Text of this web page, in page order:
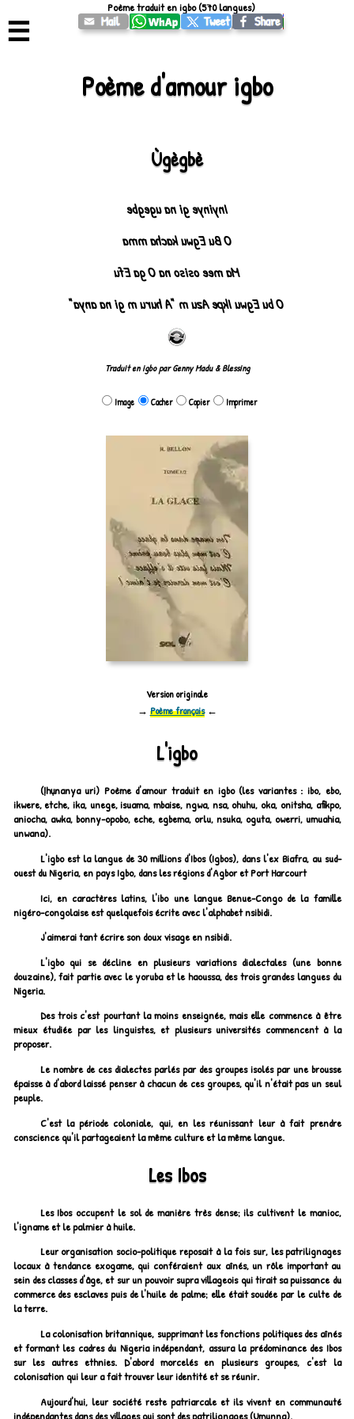
☰
Poème d'amour igbo
Ùgègbè
Inyinye gi na ugegbe
O Bu Egwu kacha mma
Ma mee osiso na O ga Efu
O bu Egwu Ikpe Azu m "A huru m gi na anya"
Traduit en igbo par Genny Madu & Blessing
Image Cacher Copier Imprimer
Version originale
→ Poème français←
L'igbo
(Ịhụnanya uri) Poème d'amour traduit en igbo (les variantes : ibo, ebo,
ikwere, etche, ika, unege, isuama, mbaise, ngwa, nsa, ohuhu, oka, onitsha, afikpo,
aniocha, awka, bonny-opobo, eche, egbema, orlu, nsuka, oguta, owerri, umuahia,
unwana).
L'igbo est la langue de 30 millions d'Ibos (Igbos), dans l'ex Biafra, au sud-
ouest du Nigeria, en pays Igbo, dans les régions d'Agbor et Port Harcourt
Ici, en caractères latins, l'ibo une langue Benue-Congo de la famille
nigéro-congolaise est quelquefois écrite avec l'alphabet nsibidi.
J'aimerai tant écrire son doux visage en nsibidi.
L'igbo qui se décline en plusieurs variations dialectales (une bonne
douzaine), fait partie avec le yoruba et le haoussa, des trois grandes langues du
Nigeria.
Des trois c'est pourtant la moins enseignée, mais elle commence à être
mieux étudiée par les linguistes, et plusieurs universités commencent à la
proposer.
Le nombre de ces dialectes parlés par des groupes isolés par une brousse
épaisse à d'abord laissé penser à chacun de ces groupes, qu'il n'était pas un seul
peuple.
C'est la période coloniale, qui, en les réunissant leur à fait prendre
conscience qu'il partageaient la même culture et la même langue.
Les Ibos
Les Ibos occupent le sol de manière très dense; ils cultivent le manioc,
l'igname et le palmier à huile.
Leur organisation socio-politique reposait à la fois sur, les patrilignages
locaux à tendance exogame, qui conféraient aux aînés, un rôle important au
sein des classes d'âge, et sur un pouvoir supra villageois qui tirait sa puissance du
commerce des esclaves puis de l'huile de palme; elle était soudée par le culte de
la terre.
La colonisation britannique, supprimant les fonctions politiques des aînés
et formant les cadres du Nigeria indépendant, assura la prédominance des Ibos
sur les autres ethnies. D'abord morcelés en plusieurs groupes, c'est la
colonisation qui leur a fait trouver leur identité et se réunir.
Aujourd'hui, leur société reste patriarcale et ils vivent en communauté
indépendantes dans des villages qui sont des patrilignages (Umunna).
Poème traduit en igbo (570 langues)